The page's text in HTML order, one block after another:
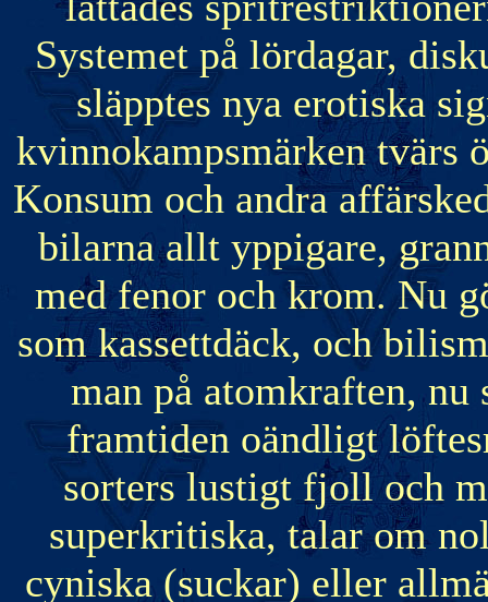
Systemet på lördagar,
släpptes nya erotiska
kvinnokampsmärken tvärs
Konsum och andra
bilarna allt yppigare,
med fenor och krom. Nu
som kassettdäck, och
man på atomkraften, nu
framtiden oändligt
sorters lustigt fjoll och
superkritiska, talar om
cyniska (suckar) eller